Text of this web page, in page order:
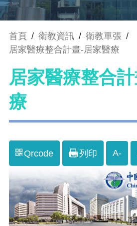
首頁 / 衛教資訊 / 衛教單張 /
居家醫療整合計畫-居家醫療
居家醫療整合
療
Qrcode 列印 A-